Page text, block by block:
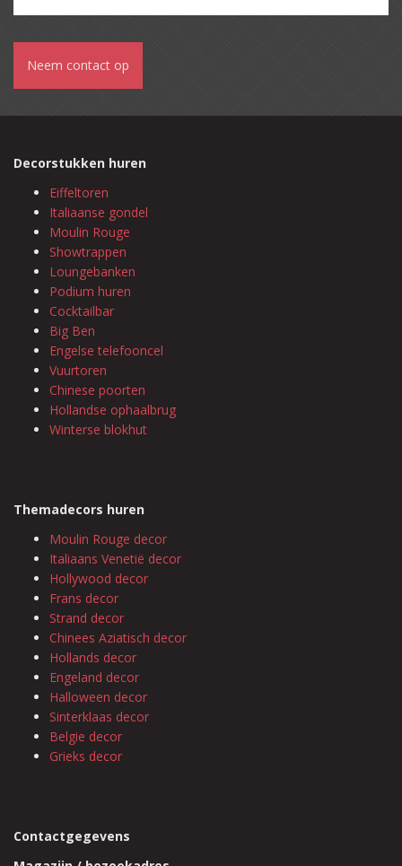
Neem contact op
Decorstukken huren
Eiffeltoren
Italiaanse gondel
Moulin Rouge
Showtrappen
Loungebanken
Podium huren
Cocktailbar
Big Ben
Engelse telefooncel
Vuurtoren
Chinese poorten
Hollandse ophaalbrug
Winterse blokhut
Themadecors huren
Moulin Rouge decor
Italiaans Venetië decor
Hollywood decor
Frans decor
Strand decor
Chinees Aziatisch decor
Hollands decor
Engeland decor
Halloween decor
Sinterklaas decor
Belgie decor
Grieks decor
Contactgegevens